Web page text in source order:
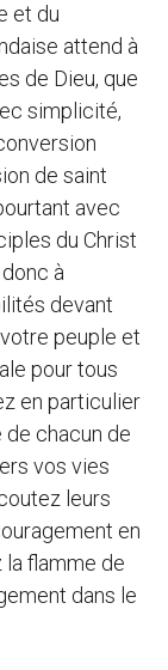
et du
attend à
de Dieu, que
simplicité,
de saint
avec
du Christ
à
devant
peuple et
pour tous
en particulier
chacun de
vos vies
leurs
en
flamme de
dans le